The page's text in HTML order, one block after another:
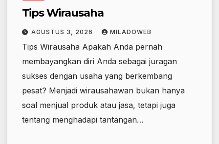
Tips Wirausaha
AGUSTUS 3, 2026 MILADOWEB
Tips Wirausaha Apakah Anda pernah
membayangkan diri Anda sebagai juragan
sukses dengan usaha yang berkembang
pesat? Menjadi wirausahawan bukan hanya
soal menjual produk atau jasa, tetapi juga
tentang menghadapi tantangan…